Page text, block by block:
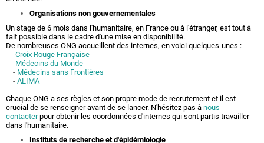
Organisations non gouvernementales
Un stage de 6 mois dans l'humanitaire, en France ou à l'étranger, est tout à
fait possible dans le cadre d'une mise en disponibilité.
De nombreuses ONG accueillent des internes, en voici quelques-unes :
- Croix Rouge Française
- Médecins du Monde
- Médecins sans Frontières
- ALIMA
Chaque ONG a ses règles et son propre mode de recrutement et il est
crucial de se renseigner avant de se lancer. N'hésitez pas à nous
contacter pour obtenir les coordonnées d'internes qui sont partis travailler
dans l'humanitaire.
Instituts de recherche et d'épidémiologie